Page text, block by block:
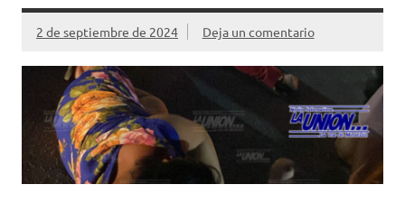
2 de septiembre de 2024 Deja un comentario